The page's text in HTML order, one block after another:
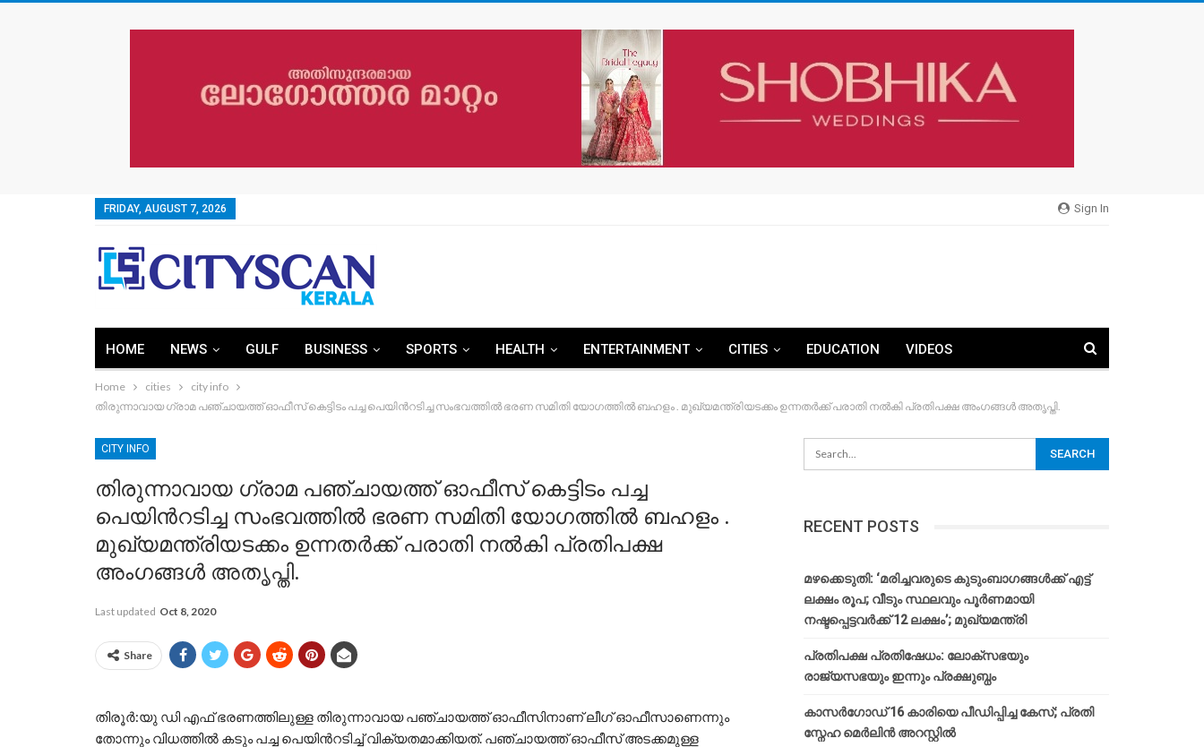
Sign In
FRIDAY, AUGUST 7, 2026
HOME NEWS GULF BUSINESS SPORTS HEALTH ENTERTAINMENT CITIES EDUCATION VIDEOS
Home cities
city info
തിരുന്നാവായ ഗ്രാമ പഞ്ചായത്ത് ഓഫീസ് കെട്ടിടം പച്ച പെയിൻറടിച്ച സംഭവത്തിൽ ഭരണ സമിതി യോഗത്തിൽ ബഹളം . മുഖ്യമന്ത്രിയടക്കം ഉന്നതർക്ക് പരാതി നൽകി പ്രതിപക്ഷ അംഗങ്ങൾ അതൃപ്തി.
CITY INFO
തിരുന്നാവായ ഗ്രാമ പഞ്ചായത്ത് ഓഫീസ് കെട്ടിടം പച്ച
പെയിൻറടിച്ച സംഭവത്തിൽ ഭരണ സമിതി യോഗത്തിൽ ബഹളം .
മുഖ്യമന്ത്രിയടക്കം ഉന്നതർക്ക് പരാതി നൽകി പ്രതിപക്ഷ
അംഗങ്ങൾ അതൃപ്തി.
Last updated Oct 8, 2020
Share
തിരൂർ:യു ഡി എഫ് ഭരണത്തിലുള്ള തിരുന്നാവായ പഞ്ചായത്ത് ഓഫീസിനാണ് ലീഗ് ഓഫീസാണെന്നും
തോന്നും വിധത്തിൽ കടും പച്ച പെയിൻറടിച്ച് വിക്യതമാക്കിയത്. പഞ്ചായത്ത് ഓഫീസ് അടക്കമുള്ള
RECENT POSTS
മഴക്കെടുതി: ‘മരിച്ചവരുടെ കുടുംബാഗങ്ങൾക്ക് എട്ട്
ലക്ഷം രൂപ; വീടും സ്ഥലവും പൂർണമായി
നഷ്ടപ്പെട്ടവർക്ക് 12 ലക്ഷം’; മുഖ്യമന്ത്രി
പ്രതിപക്ഷ പ്രതിഷേധം: ലോക്സഭയും
രാജ്യസഭയും ഇന്നും പ്രക്ഷുബ്ധം
കാസർഗോഡ് 16 കാരിയെ പീഡിപ്പിച്ച കേസ്; പ്രതി
സ്നേഹ മെർലിൻ അറസ്റ്റിൽ